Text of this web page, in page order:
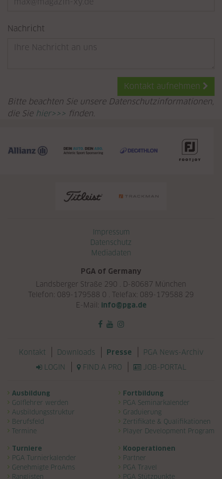
Nachricht
Kontakt aufnehmen
Bitte beachten Sie unsere Datenschutzinformationen,
die Sie hier>>> finden.
Impressum
Datenschutz
Mediadaten
PGA of Germany
Landsberger Straße 290 . D-80687 München
Telefon: 089-179588 0 . Telefax: 089-179588 29
E-Mail: info@pga.de
Navigation überspringen
Kontakt Downloads Presse
PGA News-Archiv
LOGIN
FIND A PRO JOB-PORTAL
Navigation überspringen
Ausbildung
Golflehrer werden
Ausbildungsstruktur
Berufsfeld
Termine
Fortbildung
PGA Seminarkalender
Graduierung
Zertifikate & Qualifikationen
Player Development Program
Turniere
PGA Turnierkalender
Genehmigte ProAms
Ranglisten
Kooperationen
Partner
PGA Travel
PGA Stützpunkte